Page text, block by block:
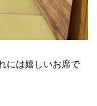
には嬉しいお席で